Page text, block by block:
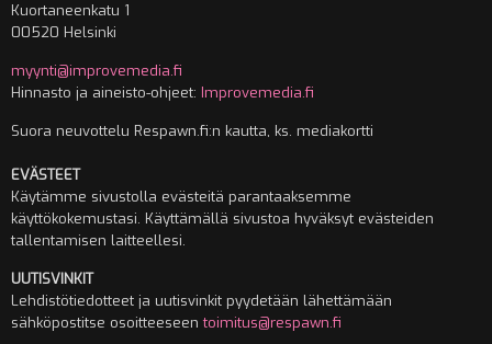
Kuortaneenkatu 1
00520 Helsinki
myynti@improvemedia.fi
Hinnasto ja aineisto-ohjeet: Improvemedia.fi
Suora neuvottelu Respawn.fi:n kautta, ks. mediakortti
EVÄSTEET
Käytämme sivustolla evästeitä parantaaksemme
käyttökokemustasi. Käyttämällä sivustoa hyväksyt evästeiden
tallentamisen laitteellesi.
UUTISVINKIT
Lehdistötiedotteet ja uutisvinkit pyydetään lähettämään
sähköpostitse osoitteeseentoimitus@respawn.fi